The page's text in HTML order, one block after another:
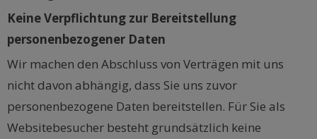
Keine Verpflichtung zur Bereitstellung
personenbezogener Daten
Wir machen den Abschluss von Verträgen mit uns
nicht davon abhängig, dass Sie uns zuvor
personenbezogene Daten bereitstellen. Für Sie als
Websitebesucher besteht grundsätzlich keine